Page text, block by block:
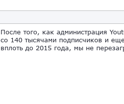
После того, как администрация
со 140 тысячами подписчиков и
вплоть до 2015 года, мы не